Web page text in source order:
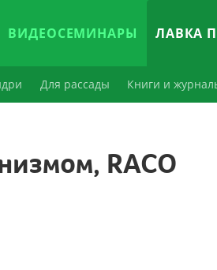
ВИДЕОСЕМИНАРЫ ЛАВКА
Для рассады Книги и
RACO